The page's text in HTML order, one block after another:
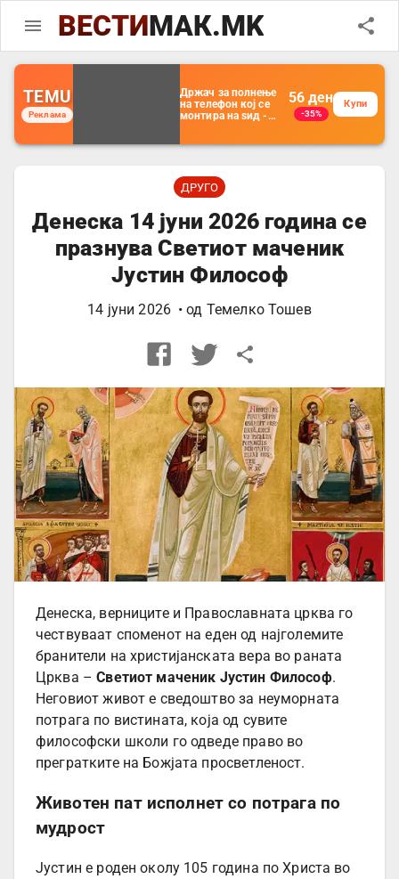
ВЕСТИМАК.MK
TEMU
Реклама
Држач за полнење
на телефон кој се
монтира на ѕид -
организатор за
далечински
управувач
56 ден
-35%
Купи
ДРУГО
Денеска 14 јуни 2026 година се
празнува Светиот маченик
Јустин Философ
14 јуни 2026 • од Темелко Тошев
Денеска, верниците и Православната црква го
чествуваат споменот на еден од најголемите
бранители на христијанската вера во раната
Црква –Светиот маченик Јустин Философ.
Неговиот живот е сведоштво за неуморната
потрага по вистината, која од сувите
философски школи го одведе право во
прегратките на Божјата просветленост.
Животен пат исполнет со потрага по
мудрост
Јустин е роден околу 105 година по Христа во